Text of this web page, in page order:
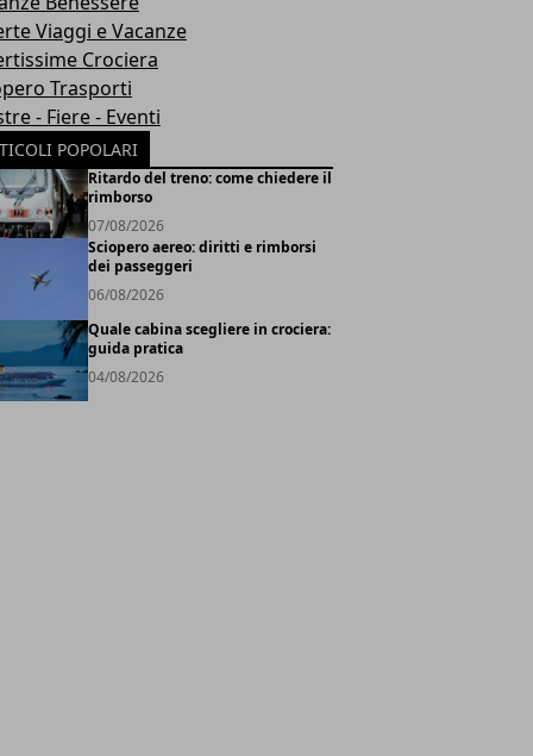
Viaggi e Vacanze
Crociera
Trasporti
- Fiere - Eventi
POPOLARI
Ritardo del treno: come chiedere il
rimborso
07/08/2026
Sciopero aereo: diritti e rimborsi
dei passeggeri
06/08/2026
Quale cabina scegliere in crociera:
guida pratica
04/08/2026